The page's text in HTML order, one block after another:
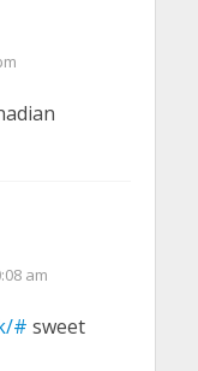
am
# sweet